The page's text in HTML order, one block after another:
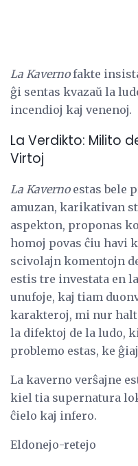
La Kavernofakte
ĝi sentas kvazaŭ la
incendioj kaj venenoj.
La Verdikto: Milito
Virtoj
La Kavernoestas bele
amuzan, karikativan
aspekton, proponas
homoj povas ĉiu havi
scivolajn komentojn
estis tre investata en
unufoje, kaj tiam
karakteroj, mi nur
la difektoj de la ludo,
problemo estas, ke
La kaverno verŝajne
kiel tia supernatura
ĉielo kaj infero.
Eldonejo-retejo